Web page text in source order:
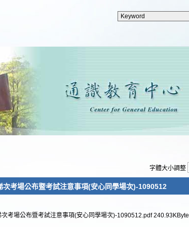
字體大小調整
次考場公布暨考試注意事項(安心同學場次)-1090512
考場公布暨考試注意事項(安心同學場次)-1090512.pdf 240.93KByte